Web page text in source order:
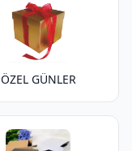
ÖZEL GÜNLER